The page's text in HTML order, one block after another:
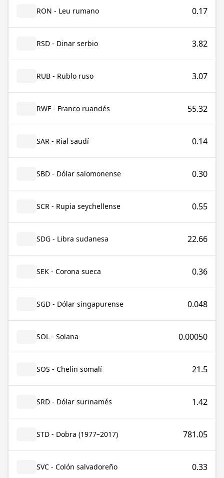
RON - Leu rumano 0.17
RSD - Dinar serbio 3.82
RUB - Rublo ruso 3.07
RWF - Franco ruandés 55.32
SAR - Rial saudí 0.14
SBD - Dólar salomonense 0.30
SCR - Rupia seychellense 0.55
SDG - Libra sudanesa 22.66
SEK - Corona sueca 0.36
SGD - Dólar singapurense 0.048
SOL - Solana 0.00050
SOS - Chelín somalí 21.5
SRD - Dólar surinamés 1.42
STD - Dobra (1977–2017) 781.05
SVC - Colón salvadoreño 0.33